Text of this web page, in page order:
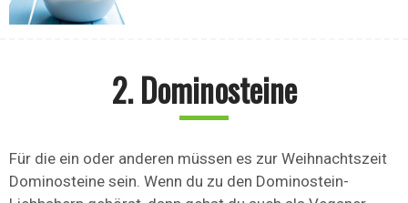
2. Dominosteine
Für die ein oder anderen müssen es zur Weihnachtszeit
Dominosteine sein. Wenn du zu den Dominostein-